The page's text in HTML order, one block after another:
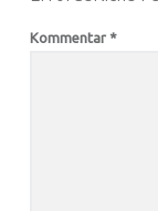
Kommentar *